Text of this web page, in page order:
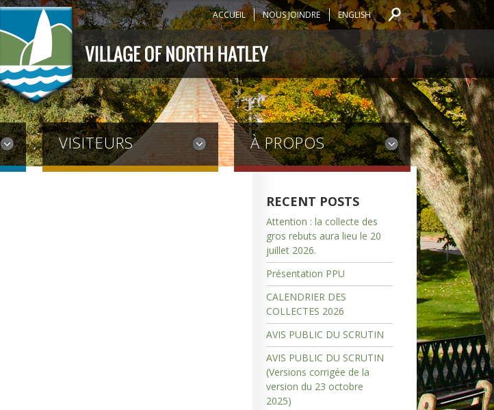
ACCUEIL NOUS JOINDRE ENGLISH
VISITEURS À PROPOS
RECENT POSTS
Attention : la collecte des
gros rebuts aura lieu le 20
juillet 2026.
Présentation PPU
CALENDRIER DES
COLLECTES 2026
AVIS PUBLIC DU SCRUTIN
AVIS PUBLIC DU SCRUTIN
(Versions corrigée de la
version du 23 octobre
2025)